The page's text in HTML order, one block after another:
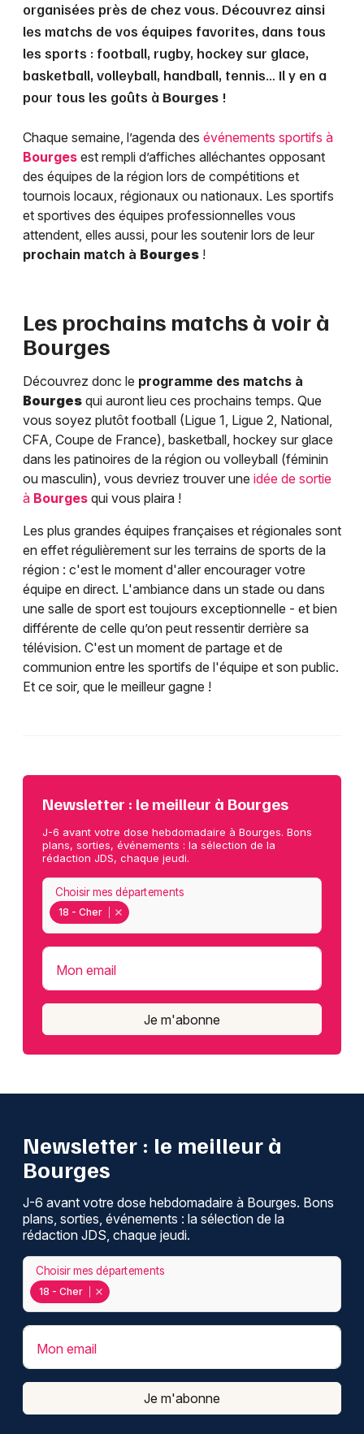
organisées près de chez vous. Découvrez ainsi
les matchs de vos équipes favorites, dans tous
les sports : football, rugby, hockey sur glace,
basketball, volleyball, handball, tennis… Il y en a
pour tous les goûts à Bourges !
Chaque semaine, l’agenda des événements sportifs à
Bourges est rempli d’affiches alléchantes opposant
des équipes de la région lors de compétitions et
tournois locaux, régionaux ou nationaux. Les sportifs
et sportives des équipes professionnelles vous
attendent, elles aussi, pour les soutenir lors de leur
prochain match à Bourges !
Les prochains matchs à voir à
Bourges
Découvrez donc le programme des matchs à
Bourges qui auront lieu ces prochains temps. Que
vous soyez plutôt football (Ligue 1, Ligue 2, National,
CFA, Coupe de France), basketball, hockey sur glace
dans les patinoires de la région ou volleyball (féminin
ou masculin), vous devriez trouver une idée de sortie
à Bourges qui vous plaira !
Les plus grandes équipes françaises et régionales sont
en effet régulièrement sur les terrains de sports de la
région : c'est le moment d'aller encourager votre
équipe en direct. L'ambiance dans un stade ou dans
une salle de sport est toujours exceptionnelle - et bien
différente de celle qu’on peut ressentir derrière sa
télévision. C'est un moment de partage et de
communion entre les sportifs de l'équipe et son public.
Et ce soir, que le meilleur gagne !
Newsletter : le meilleur à Bourges
J-6 avant votre dose hebdomadaire à Bourges. Bons
plans, sorties, événements : la sélection de la
rédaction JDS, chaque jeudi.
18 - Cher
Choisir mes départements
Mon email
Je m'abonne
Newsletter : le meilleur à
Bourges
J-6 avant votre dose hebdomadaire à Bourges. Bons
plans, sorties, événements : la sélection de la
rédaction JDS, chaque jeudi.
18 - Cher
Choisir mes départements
Mon email
Je m'abonne